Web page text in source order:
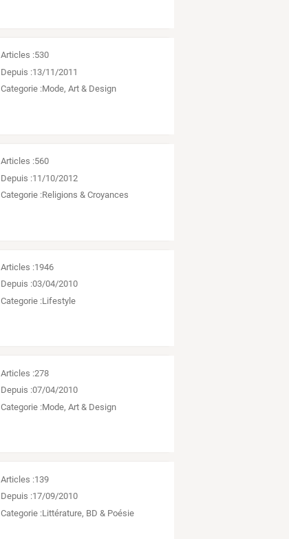
Articles :530
Depuis :13/11/2011
Categorie :Mode, Art & Design
Articles :560
Depuis :11/10/2012
Categorie :Religions & Croyances
Articles :1946
Depuis :03/04/2010
Categorie :Lifestyle
Articles :278
Depuis :07/04/2010
Categorie :Mode, Art & Design
Articles :139
Depuis :17/09/2010
Categorie :Littérature, BD & Poésie